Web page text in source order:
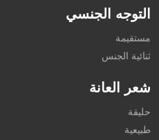
التوجه الجنسي
مستقيمة
ثنائية الجنس
شعر العانة
حليقة
طبيعية